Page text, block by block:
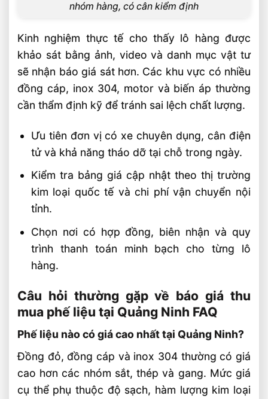
nhóm hàng, có cân kiểm định
Kinh nghiệm thực tế cho thấy lô hàng được
khảo sát bằng ảnh, video và danh mục vật tư
sẽ nhận báo giá sát hơn. Các khu vực có nhiều
đồng cáp, inox 304, motor và biến áp thường
cần thẩm định kỹ để tránh sai lệch chất lượng.
Ưu tiên đơn vị có xe chuyên dụng, cân điện
tử và khả năng tháo dỡ tại chỗ trong ngày.
Kiểm tra bảng giá cập nhật theo thị trường
kim loại quốc tế và chi phí vận chuyển nội
tỉnh.
Chọn nơi có hợp đồng, biên nhận và quy
trình thanh toán minh bạch cho từng lô
hàng.
Câu hỏi thường gặp về báo giá thu
mua phế liệu tại Quảng Ninh FAQ
Phế liệu nào có giá cao nhất tại Quảng Ninh?
Đồng đỏ, đồng cáp và inox 304 thường có giá
cao hơn các nhóm sắt, thép và gang. Mức giá
cụ thể phụ thuộc độ sạch, hàm lượng kim loại